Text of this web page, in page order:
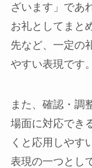
ざいます」であ
お礼としてまと
先など、一定の
やすい表現です。
また、確認・調
場面に対応でき
くと応用しやす
表現の一つとし